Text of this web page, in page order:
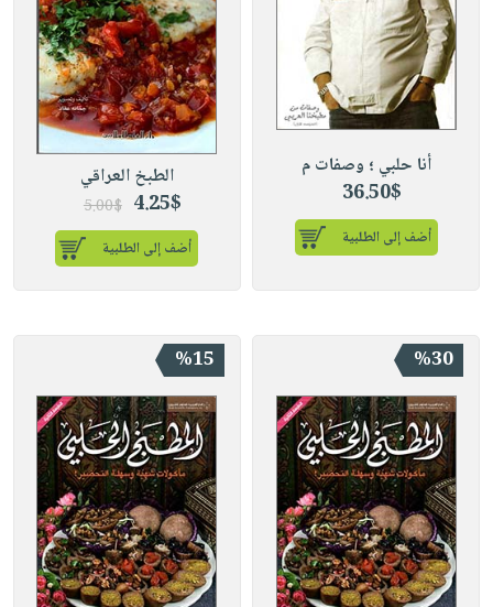
أنا حلبي ؛ وصفات م
36.50$
أضف إلى الطلبية
الطبخ العراقي
4.25$
5.00$
أضف إلى الطلبية
%30
%15